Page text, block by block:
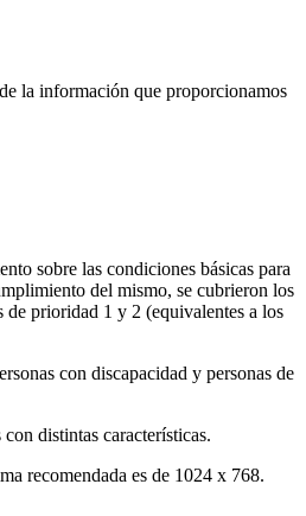
la información que proporcionamos
sobre las condiciones básicas para
del mismo, se cubrieron los
prioridad 1 y 2 (equivalentes a los
con discapacidad y personas de
distintas características.
recomendada es de 1024 x 768.